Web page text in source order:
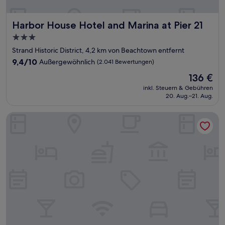
Harbor House Hotel and Marina at Pier 21
Harbor House Hotel and Marina at Pier 21
3.0-
Sterne-
Unterkunft
Strand Historic District, 4,2 km von Beachtown entfernt
9.4
9,4/10 Außergewöhnlich (2.041 Bewertungen)
Der
Preis
beträgt
136 €
inkl. Steuern & Gebühren
20. Aug.–21. Aug.